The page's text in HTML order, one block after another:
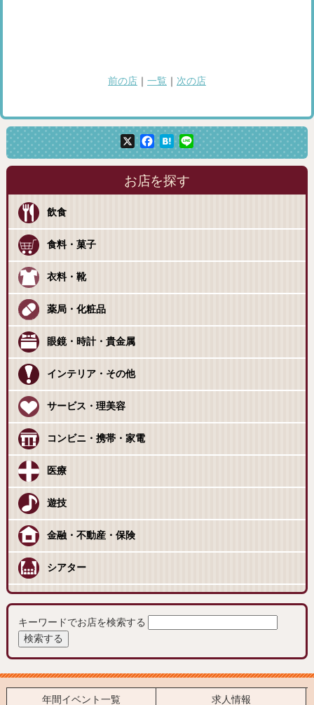
前の店 ｜一覧 ｜ 次の店
X Facebook
Hatena
Line
お店を探す
飲食
食料・菓子
衣料・靴
薬局・化粧品
眼鏡・時計・貴金属
インテリア・その他
サービス・理美容
コンビニ・携帯・家電
医療
遊技
金融・不動産・保険
シアター
キーワードでお店を検索する
年間イベント一覧 求人情報